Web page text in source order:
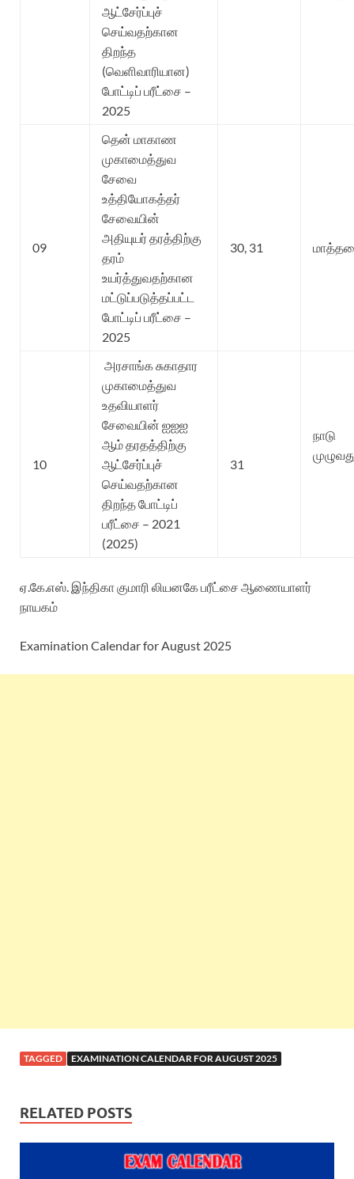
ஆட்சேர்ப்புச்
செய்வதற்கான
திறந்த
(வெளிவாரியான)
போட்டிப் பரீட்சை –
2025
09
தென் மாகாண
முகாமைத்துவ
சேவை
உத்தியோகத்தர்
சேவையின்
அதியுயர் தரத்திற்கு
தரம்
உயர்த்துவதற்கான
மட்டுப்படுத்தப்பட்ட
போட்டிப் பரீட்சை –
2025
30, 31
10
அரசாங்க சுகாதார
முகாமைத்துவ
உதவியாளர்
சேவையின் ஐஐஐ
ஆம் தரதத்திற்கு
ஆட்சேர்ப்புச்
செய்வதற்கான
திறந்த போட்டிப்
பரீட்சை – 2021
(2025)
31
நாடு
ஏ.கே.எஸ். இந்திகா குமாரி லியனகே பரீட்சை ஆணையாளர்
நாயகம்
Examination Calendar for August 2025
TAGGED EXAMINATION CALENDAR FOR AUGUST 2025
RELATED POSTS